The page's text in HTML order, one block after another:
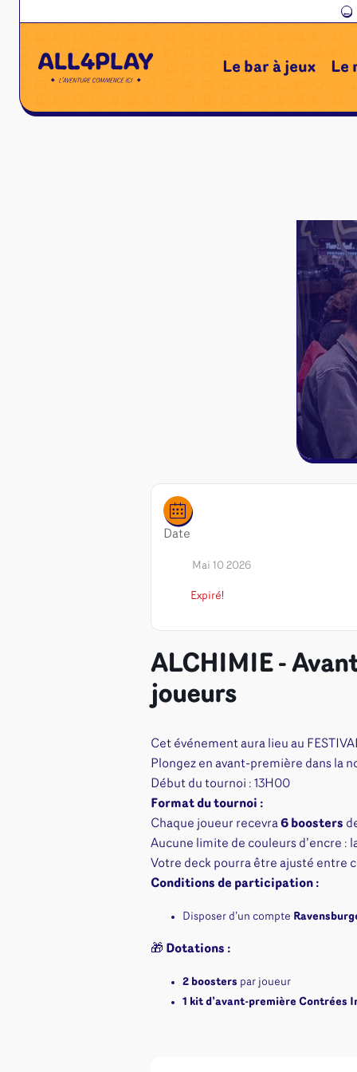
←
Le bar à jeux Le
Jeux de
Jeux initiés
Jeux experts
Jeux primés
Jeux d'ambiance
Jeu Duo
Date
Mai 10 2026
Expiré!
ALCHIMIE -
joueurs
Cet événement aura lieu au
Plongez en avant-première dans la
Début du tournoi : 13H00
Format du tournoi :
Chaque joueur recevra6 boosters
Aucune limite de couleurs d’encre :
Votre deck pourra être ajusté entre
Conditions de participation :
Disposer d’un compte
🎁 Dotations :
2 boosters par joueur
1 kit d’avant-première Contrées